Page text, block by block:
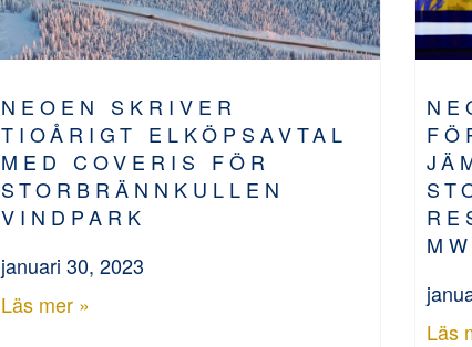
NEOEN SKRIVER
TIOÅRIGT ELKÖPSAVTAL
MED COVERIS FÖR
STORBRÄNNKULLEN
VINDPARK
januari 30, 2023
Läs mer »
Läs